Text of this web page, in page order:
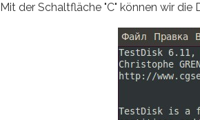
Mit der Schaltfläche "C" können wir